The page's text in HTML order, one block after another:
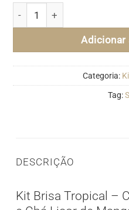
Adicionar
Categoria:
Tag:
DESCRIÇÃO
Kit Brisa Tropical –